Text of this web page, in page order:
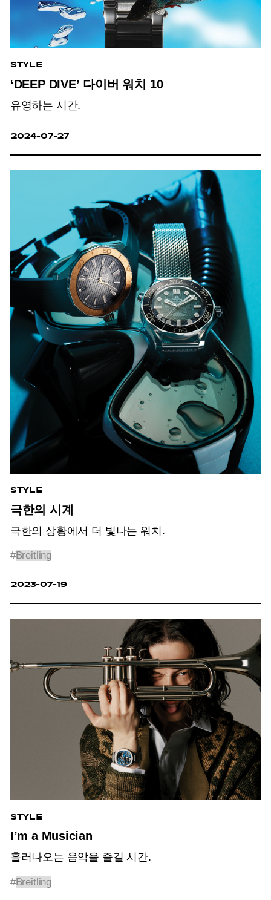
STYLE
‘DEEP DIVE’ 다이버 워치 10
유영하는 시간.
2024-07-27
STYLE
극한의 시계
극한의 상황에서 더 빛나는 워치.
#Breitling
2023-07-19
STYLE
I’m a Musician
흘러나오는 음악을 즐길 시간.
#Breitling